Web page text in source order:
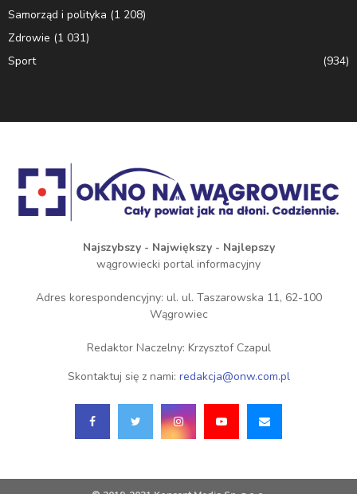
Samorząd i polityka (1 208)
Zdrowie (1 031)
Sport
(934)
Najszybszy - Największy - Najlepszy
wągrowiecki portal informacyjny
Adres korespondencyjny: ul. ul. Taszarowska 11, 62-100
Wągrowiec
Redaktor Naczelny: Krzysztof Czapul
Skontaktuj się z nami: redakcja@onw.com.pl